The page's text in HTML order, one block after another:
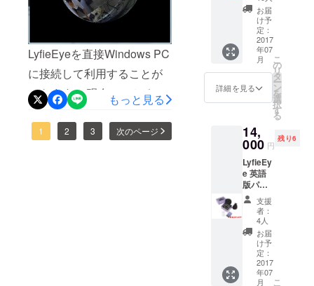
していないのが現状です。
R**社ももっと広告してくれ
ればいいのにと思っていま
す.... 逆に、LyfieEyeのよう
なドングル型の全天球360カ
メラが海外物で出てきまし
た。それはそれで市場に
とってはいいことだと思い
ら登録される方は、
CAMPFIREからのメールを
確認してください。 既に、
申し込みしたがまだ、配送
されていない方は、お手数
ですが配送先をお知らせく
ださい。 よろしくお願いし
ます。 坂本
LyfieEyeを直接Windows PC
に接続して利用することが
できます。 現在のことろ、
PCによってはカメラを接続
しても認識さればい場合が
もっと見る
1 2 3 次のページ
16,300(
送料,税
別) 内
LyfieEy
e x1
Lyfielin
k (USB
延長) x1
LyfieU2
バータ
(Type-C
変換) x1
バック
(布袋)
x1 ハー
ドケー
ス x1 ＊
送料税
込価格
です。
お届
け予
定：
2017
年07
月
詳細を見る
こ
の
リ
タ
ー
ン
を
選
択
す
る
14,
000 円
残り6
LyfieEy
e 英語
版パッ
ケージ
+ USB
Type-A
アダプ
LyfieEy
e 英語
版パッ
支援
者：
4人
お届
け予
定：
2017
年07
月
こ